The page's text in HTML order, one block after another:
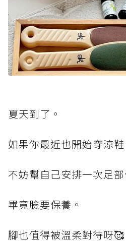
夏天到了。
如果你最近也開始穿涼鞋
不妨幫自己安排一次足部
畢竟臉要保養。
腳也值得被溫柔對待呀🥰